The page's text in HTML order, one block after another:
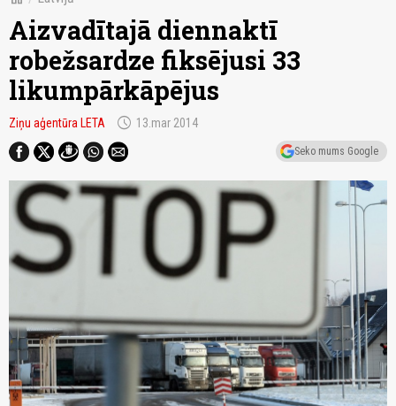
Aizvadītajā diennaktī
robežsardze fiksējusi 33
likumpārkāpējus
Ziņu aģentūra LETA schedule 13.mar 2014
Seko mums Google